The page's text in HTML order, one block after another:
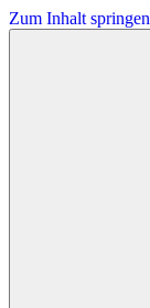
Zum Inhalt springen